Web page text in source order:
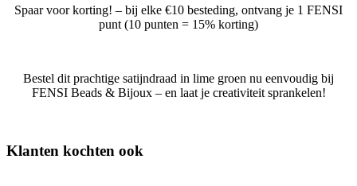
Spaar voor korting! – bij elke €10 besteding, ontvang je 1 FENSI
punt (10 punten = 15% korting)
Bestel dit prachtige satijndraad in lime groen nu eenvoudig bij
FENSI Beads & Bijoux – en laat je creativiteit sprankelen!
Klanten kochten ook